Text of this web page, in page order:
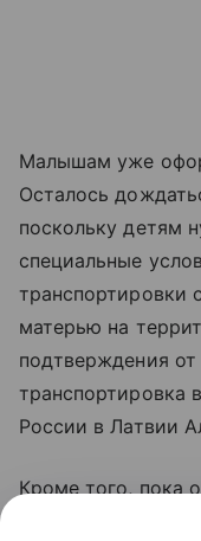
Малышам уже
Осталось
поскольку детям
специальные
транспортировки
матерью на
подтверждения от
транспортировка
России в Латвии
Кроме того, пока